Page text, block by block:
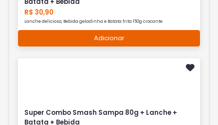
Batata + Bebida
R$ 30,90
Lanche delicioso, Bebida geladinha e Batata frita 150g crocante
Adicionar
Super Combo Smash Sampa 80g + Lanche +
Batata + Bebida